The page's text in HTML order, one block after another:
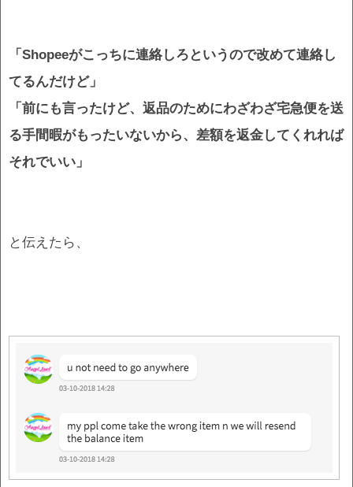
「Shopeeがこっちに連絡しろというので改めて連絡し
てるんだけど」
「前にも言ったけど、返品のためにわざわざ宅急便を送
る手間暇がもったいないから、差額を返金してくれれば
それでいい」
と伝えたら、